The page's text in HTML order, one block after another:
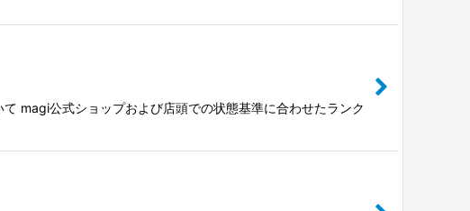
magi公式ショップおよび店頭での状態基準に合わせたランク